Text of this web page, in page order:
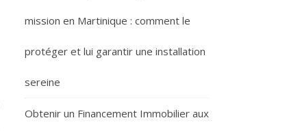
mission en Martinique : comment le
protéger et lui garantir une installation
sereine
Obtenir un Financement Immobilier aux